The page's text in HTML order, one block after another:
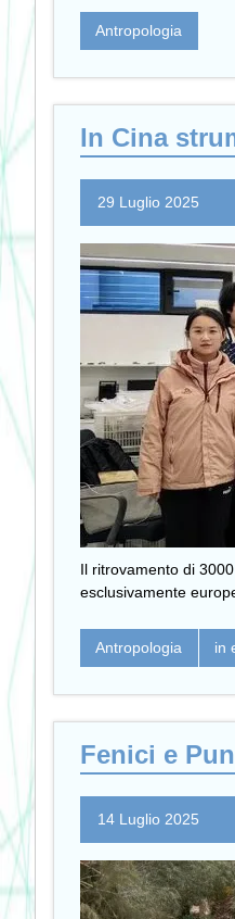
Antropologia
In Cina
29 Luglio 2025
Il ritrovamento di
esclusivamente
Antropologia in
Fenici e
14 Luglio 2025